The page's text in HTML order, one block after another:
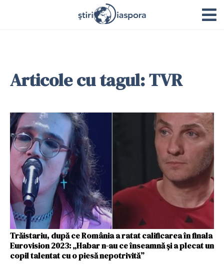
Articole cu tagul: TVR
Trăistariu, după ce România a ratat calificarea în finala
Eurovision 2023: „Habar n-au ce înseamnă și a plecat un
copil talentat cu o piesă nepotrivită”